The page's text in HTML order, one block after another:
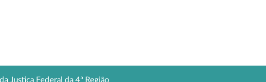
Justiça Federal da 4ª Região